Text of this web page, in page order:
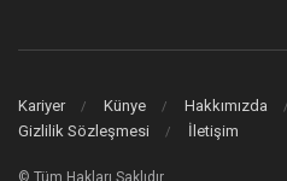
Kariyer Künye Hakkımızda
Gizlilik Sözleşmesi
İletişim
© Tüm Hakları Saklıdır.